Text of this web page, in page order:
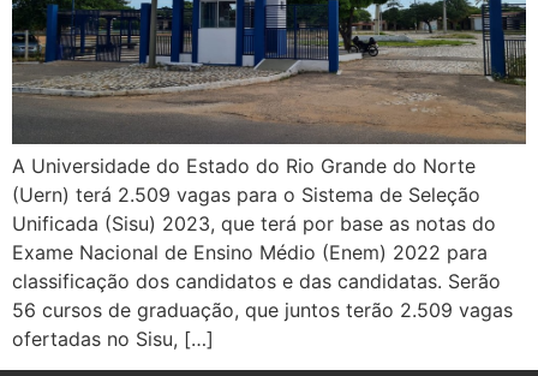
A Universidade do Estado do Rio Grande do Norte
(Uern) terá 2.509 vagas para o Sistema de Seleção
Unificada (Sisu) 2023, que terá por base as notas do
Exame Nacional de Ensino Médio (Enem) 2022 para
classificação dos candidatos e das candidatas. Serão
56 cursos de graduação, que juntos terão 2.509 vagas
ofertadas no Sisu, […]